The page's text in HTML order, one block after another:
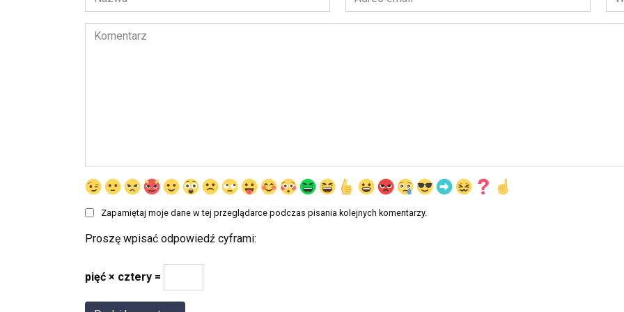
*
email
*
Komentarz
Zapamiętaj moje dane w tej przeglądarce podczas pisania kolejnych komentarzy.
Proszę wpisać odpowiedź cyframi:
pięć × cztery =